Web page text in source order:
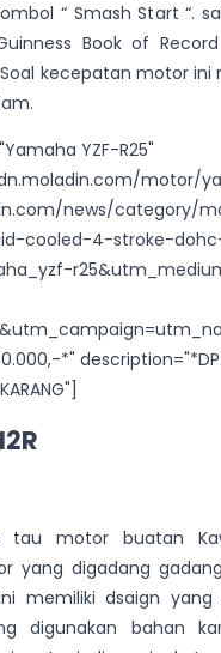
“ Smash Start “.
Book of
kecepatan motor
YZF-R25"
motor/
news/category/
cooled-4-stroke-
*"
tau motor buatan
yang digadang
memiliki dsaign
digunakan bahan